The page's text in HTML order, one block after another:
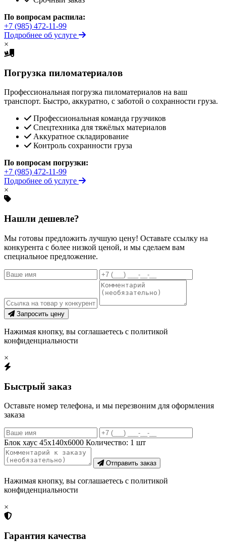
По вопросам распила:
+7 (985) 472-11-99
Подробнее об услуге
×
Погрузка пиломатериалов
Профессиональная погрузка пиломатериалов на ваш
транспорт. Быстро, аккуратно, с заботой о сохранности груза.
Профессиональная команда грузчиков
Спецтехника для тяжёлых материалов
Аккуратное складирование
Контроль сохранности груза
По вопросам погрузки:
+7 (985) 472-11-99
Подробнее об услуге
×
Нашли дешевле?
Мы готовы предложить лучшую цену! Оставьте ссылку на
конкурента с более низкой ценой, и мы сделаем вам
специальное предложение.
Запросить цену
Нажимая кнопку, вы соглашаетесь с политикой
конфиденциальности
×
Быстрый заказ
Оставьте номер телефона, и мы перезвоним для оформления
заказа
Блок хаус 45х140х6000 Количество: 1 шт
Отправить заказ
Нажимая кнопку, вы соглашаетесь с политикой
конфиденциальности
×
Гарантия качества